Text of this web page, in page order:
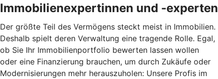
Immobilienexpertinnen und -experten
Der größte Teil des Vermögens steckt meist in Immobilien.
Deshalb spielt deren Verwaltung eine tragende Rolle. Egal,
ob Sie Ihr Immobilienportfolio bewerten lassen wollen
oder eine Finanzierung brauchen, um durch Zukäufe oder
Modernisierungen mehr herauszuholen: Unsere Profis im